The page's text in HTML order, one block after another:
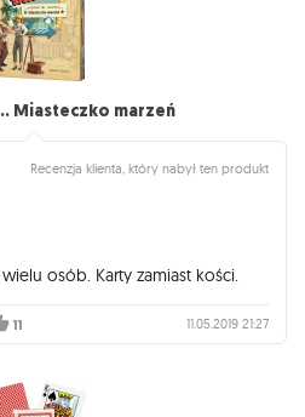
Miasteczko marzeń
Recenzja klienta, który nabył ten produkt
osób. Karty zamiast kości.
11 11.05.2019 21:27